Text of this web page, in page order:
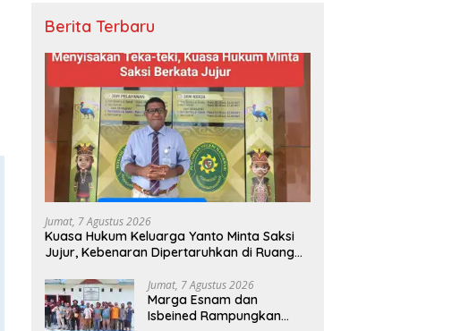
Berita Terbaru
Jumat, 7 Agustus 2026
Kuasa Hukum Keluarga Yanto Minta Saksi
Jujur, Kebenaran Dipertaruhkan di Ruang
Jumat, 7 Agustus 2026
Marga Esnam dan
Isbeined Rampungkan